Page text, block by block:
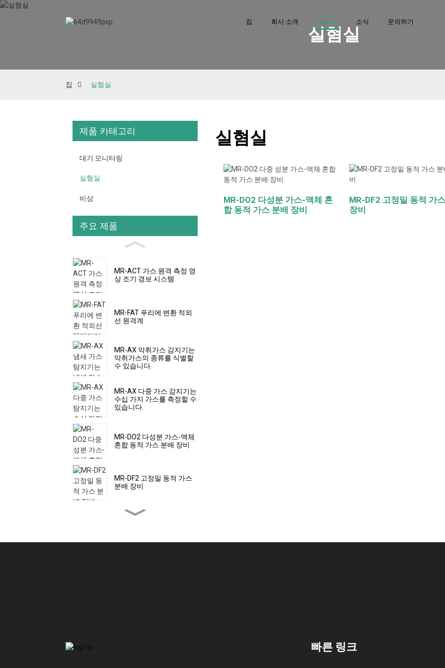
집 회사 소개 제품 소식 문의하기
실혐실
집 실혐실
제품 카테고리
대기 모니터링
실혐실
비상
주요 제품
MR-ACT 가스 원격 측정 영
상 조기 경보 시스템
MR-FAT 푸리에 변환 적외
선 원격계
MR-AX 악취가스 감지기는
악취가스의 종류를 식별할
수 있습니다.
MR-AX 다중 가스 감지기는
수십 가지 가스를 측정할 수
있습니다.
MR-DO2 다성분 가스-액체
혼합 동적 가스 분배 장비
MR-DF2 고정밀 동적 가스
분배 장비
실혐실
MR-DO2 다성분 가스-액체 혼
합 동적 가스 분배 장비
MR-DF2 고정밀 동적 가
장비
빠른 링크